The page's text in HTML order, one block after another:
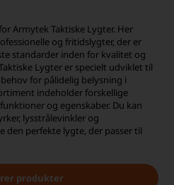
kunder på Trustpilot
Armytek Taktiske Lygter. Her
og fritidslygter, der er
standarder inden for kvalitet og
Lygter er specielt udviklet til
for pålidelig belysning i
indeholder forskellige
og egenskaber. Du kan
lysstrålevinkler og
den perfekte lygte, der passer til
produkter